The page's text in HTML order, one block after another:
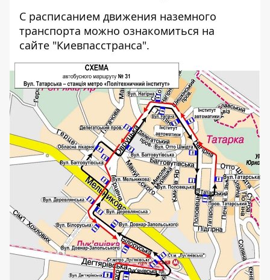
С расписанием движения наземного
транспорта можно ознакомиться на
сайте "Киевпасстранса".